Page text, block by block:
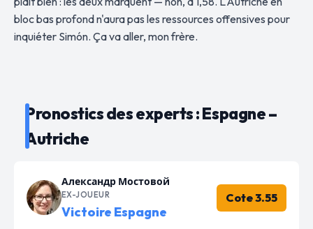
bloc bas profond n'aura pas les ressources offensives pour
inquiéter Simón. Ça va aller, mon frère.
Pronostics des experts : Espagne –
Autriche
Александр Мостовой
EX-JOUEUR
Victoire Espagne
Cote 3.55